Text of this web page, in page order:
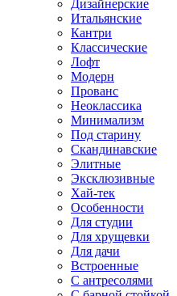
Дизайнерские
Итальянские
Кантри
Классические
Лофт
Модерн
Прованс
Неоклассика
Минимализм
Под старину
Скандинавские
Элитные
Эксклюзивные
Хай-тек
Особенности
Для студии
Для хрущевки
Для дачи
Встроенные
С антресолями